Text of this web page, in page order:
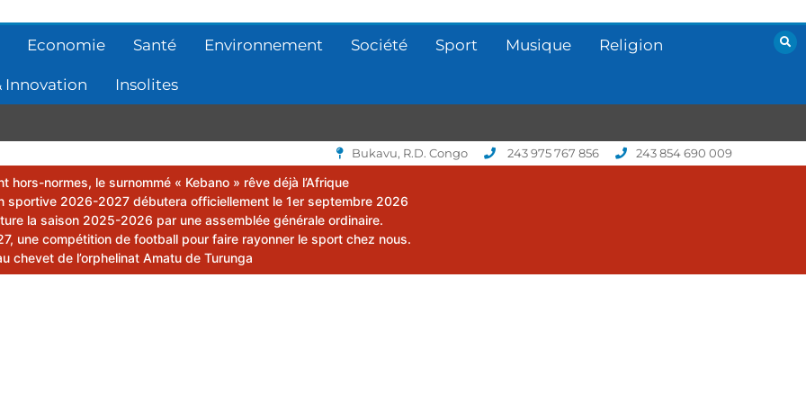
Economie Santé Environnement Société Sport Musique Religion
Innovation Insolites
Bukavu, R.D. Congo 243 975 767 856 243 854 690 009
hors-normes, le surnommé « Kebano » rêve déjà l’Afrique
sportive 2026-2027 débutera officiellement le 1er septembre 2026
la saison 2025-2026 par une assemblée générale ordinaire.
une compétition de football pour faire rayonner le sport chez nous.
chevet de l’orphelinat Amatu de Turunga